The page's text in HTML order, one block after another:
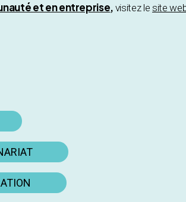
et en entreprise, visitez lesite